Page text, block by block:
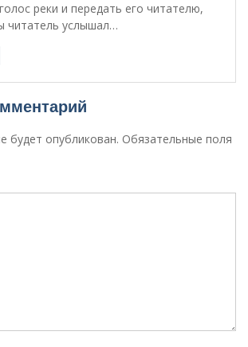
реки и передать его читателю,
читатель услышал…
будет опубликован. Обязательные поля